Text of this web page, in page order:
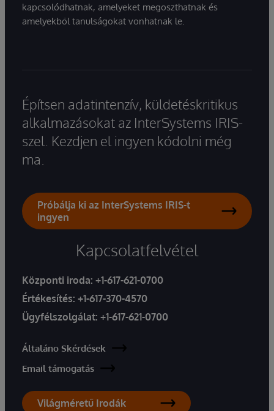
kapcsolódhatnak, amelyeket megoszthatnak és
amelyekből tanulságokat vonhatnak le.
Építsen adatintenzív, küldetéskritikus
alkalmazásokat az InterSystems IRIS-
szel. Kezdjen el ingyen kódolni még
ma.
Próbálja ki az InterSystems IRIS-t
ingyen
Kapcsolatfelvétel
Központi iroda: +1-617-621-0700
Értékesítés: +1-617-370-4570
Ügyfélszolgálat: +1-617-621-0700
Általáno Skérdések
Email támogatás
Világméretű Irodák